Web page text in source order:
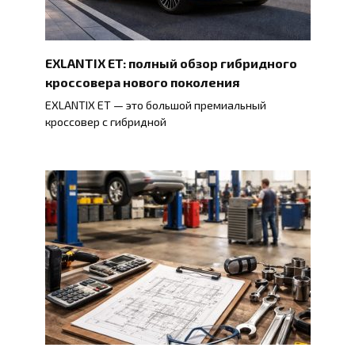
EXLANTIX ET: полный обзор гибридного
кроссовера нового поколения
EXLANTIX ET — это большой премиальный
кроссовер с гибридной